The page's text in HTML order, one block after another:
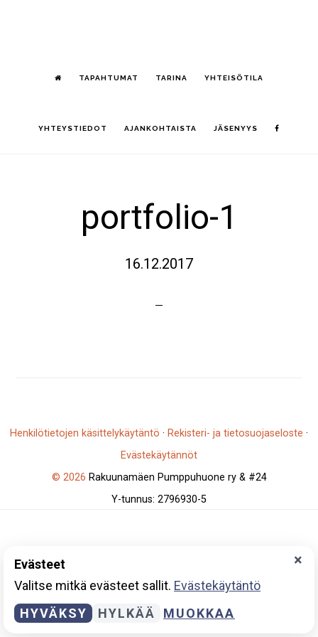
TAPAHTUMAT TARINA YHTEISÖTILA
YHTEYSTIEDOT AJANKOHTAISTA JÄSENYYS
portfolio-1
16.12.2017
Henkilötietojen käsittelykäytäntö · Rekisteri- ja tietosuojaseloste ·
Evästekäytännöt
© 2026 Rakuunamäen Pumppuhuone ry & #24
Y-tunnus: 2796930-5
×
Evästeet
Valitse mitkä evästeet sallit. Evästekäytäntö
HYVÄKSY
HYLKÄÄ MUOKKAA